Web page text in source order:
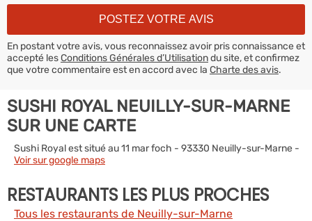
En postant votre avis, vous reconnaissez avoir pris connaissance et
accepté lesConditions Générales d’Utilisationdu site, et confirmez
que votre commentaire est en accord avec la Charte des avis.
SUSHI ROYAL NEUILLY-SUR-MARNE
SUR UNE CARTE
Sushi Royal est situé au 11 mar foch - 93330 Neuilly-sur-Marne -
Voir sur google maps
RESTAURANTS LES PLUS PROCHES
Tous les restaurants de Neuilly-sur-Marne